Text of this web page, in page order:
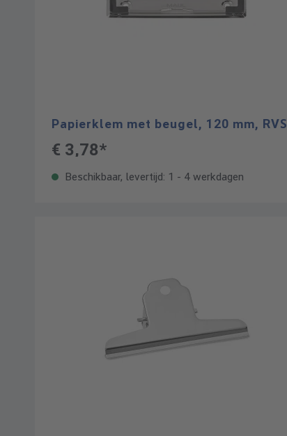
Papierklem met beugel, 120 mm, RVS
€ 3,78*
Beschikbaar, levertijd: 1 - 4 werkdagen